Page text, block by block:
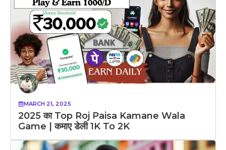
MARCH 21, 2025
2025 का Top Roj Paisa Kamane Wala
Game | कमाए डेली 1K To 2K